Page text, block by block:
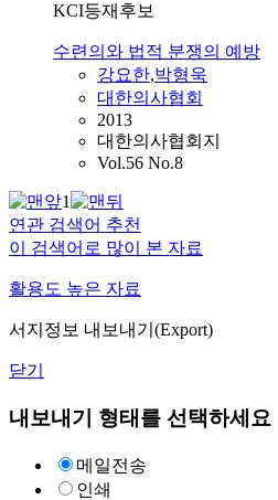
KCI등재후보
수련의와 법적 분쟁의 예방
강요한,박형욱
대한의사협회
2013
대한의사협회지
Vol.56 No.8
1
연관 검색어 추천
이 검색어로 많이 본 자료
활용도 높은 자료
서지정보 내보내기(Export)
닫기
내보내기 형태를 선택하세요
메일전송
인쇄